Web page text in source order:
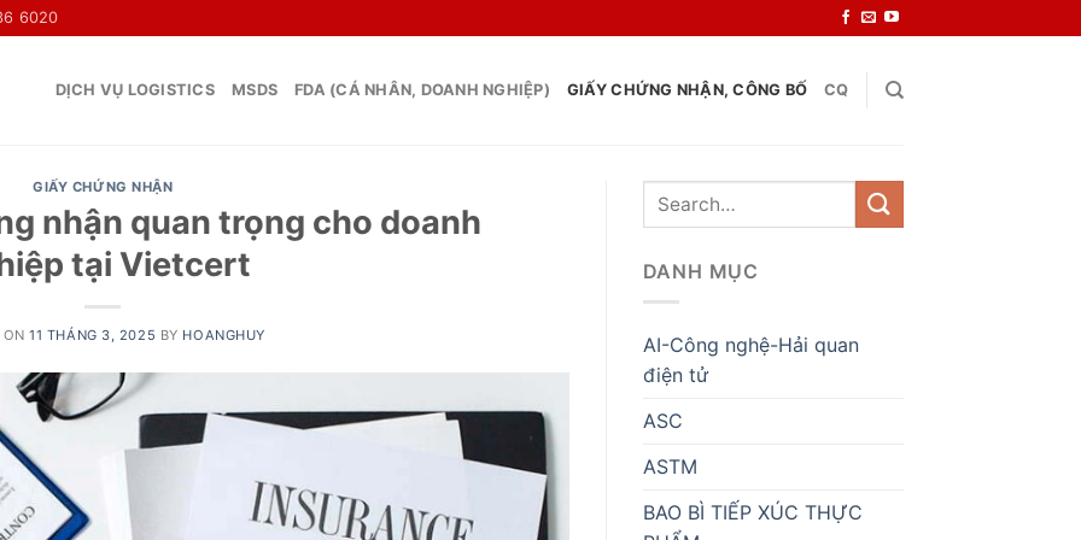
6020
DỊCH VỤ LOGISTICS MSDS FDA (CÁ NHÂN, DOANH NGHIỆP) GIẤY CHỨNG NHẬN, CÔNG BỐ CQ
GIẤY CHỨNG NHẬN
nhận quan trọng cho doanh
tại Vietcert
ON11 THÁNG 3, 2025 BY HOANGHUY
DANH MỤC
AI-Công nghệ-Hải quan
điện tử
ASC
ASTM
BAO BÌ TIẾP XÚC THỰC